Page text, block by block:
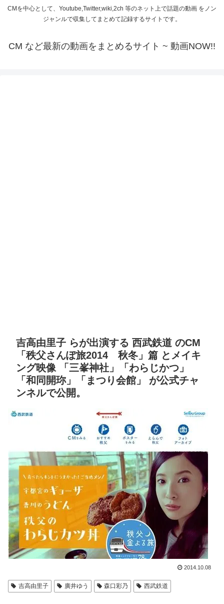
CMを中心として、Youtube,Twitter,wiki,2ch 等のネット上で話題の動画 をノン
ジャンルで収集してまとめて記録するサイトです。
CM など最新の動画をまとめるサイト ~ 動画NOW!!
吉高由里子 らが出演する 西武鉄道 のCM
「秩父さんぽ旅2014 秋冬」篇 とメイキ
ング映像 「三峯神社」「わらじかつ」
「和同開珎」「まつり会館」 が公式チャ
ンネルで公開。
2014.10.08
吉高由里子 廣井ゆう 森口彩乃 西武鉄道